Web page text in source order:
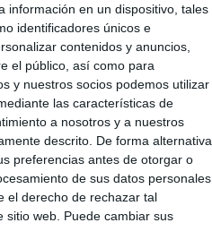
información en un dispositivo, tales
identificadores únicos e
contenidos y anuncios,
el público, así como para
y nuestros socios podemos utilizar
las características de
a nosotros y a nuestros
descrito. De forma alternativa,
preferencias antes de otorgar o
de sus datos personales
el derecho de rechazar tal
sitio web. Puede cambiar sus